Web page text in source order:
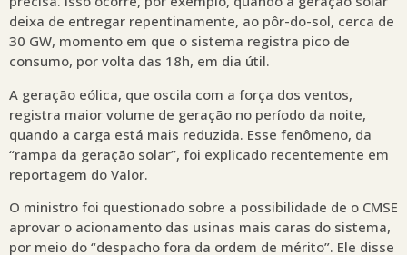
deixa de entregar repentinamente, ao pôr-do-sol, cerca de
30 GW, momento em que o sistema registra pico de
consumo, por volta das 18h, em dia útil.
A geração eólica, que oscila com a força dos ventos,
registra maior volume de geração no período da noite,
quando a carga está mais reduzida. Esse fenômeno, da
“rampa da geração solar”, foi explicado recentemente em
reportagem do Valor.
O ministro foi questionado sobre a possibilidade de o CMSE
aprovar o acionamento das usinas mais caras do sistema,
por meio do “despacho fora da ordem de mérito”. Ele disse